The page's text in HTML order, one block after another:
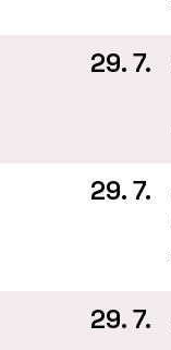
29. 7.
29. 7.
29. 7.